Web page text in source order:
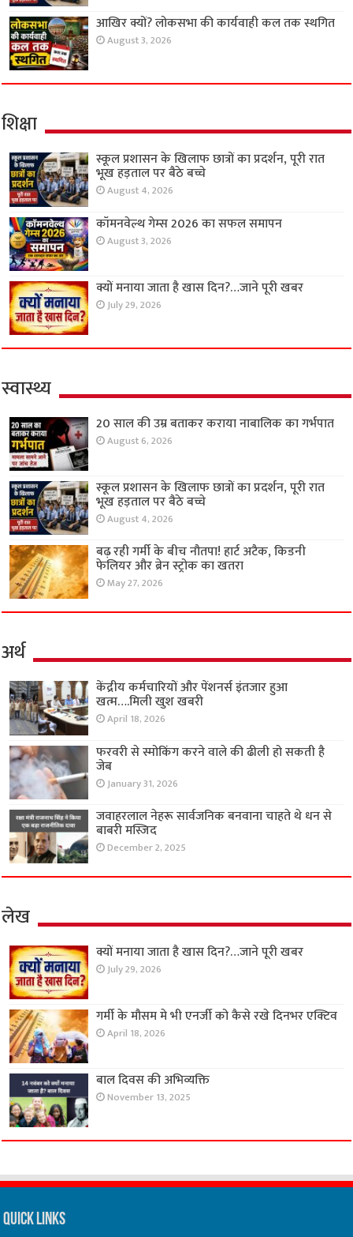
आखिर क्यों? लोकसभा की कार्यवाही कल तक स्थगित
August 3, 2026
शिक्षा
स्कूल प्रशासन के खिलाफ छात्रों का प्रदर्शन, पूरी रात
भूख हड़ताल पर बैठे बच्चे
August 4, 2026
कॉमनवेल्थ गेम्स 2026 का सफल समापन
August 3, 2026
क्यों मनाया जाता है खास दिन?…जाने पूरी खबर
July 29, 2026
स्वास्थ्य
20 साल की उम्र बताकर कराया नाबालिक का गर्भपात
August 6, 2026
स्कूल प्रशासन के खिलाफ छात्रों का प्रदर्शन, पूरी रात
भूख हड़ताल पर बैठे बच्चे
August 4, 2026
बढ़ रही गर्मी के बीच नौतपा! हार्ट अटैक, किडनी
फेलियर और ब्रेन स्ट्रोक का खतरा
May 27, 2026
अर्थ
केंद्रीय कर्मचारियों और पेंशनर्स इंतजार हुआ
खत्म….मिली खुश खबरी
April 18, 2026
फरवरी से स्मोकिंग करने वाले की ढीली हो सकती है
जेब
January 31, 2026
जवाहरलाल नेहरू सार्वजनिक बनवाना चाहते थे धन से
बाबरी मस्जिद
December 2, 2025
लेख
क्यों मनाया जाता है खास दिन?…जाने पूरी खबर
July 29, 2026
गर्मी के मौसम मे भी एनर्जी को कैसे रखे दिनभर एक्टिव
April 18, 2026
बाल दिवस की अभिव्यक्ति
November 13, 2025
Quick Links